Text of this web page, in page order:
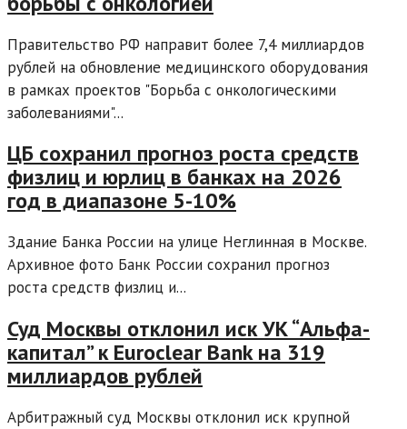
Правительство РФ направит более 7,4 миллиардов
рублей на обновление медицинского оборудования
в рамках проектов "Борьба с онкологическими
заболеваниями"...
ЦБ сохранил прогноз роста средств
физлиц и юрлиц в банках на 2026
год в диапазоне 5-10%
Здание Банка России на улице Неглинная в Москве.
Архивное фото Банк России сохранил прогноз
роста средств физлиц и...
Суд Москвы отклонил иск УК “Альфа-
капитал” к Euroclear Bank на 319
миллиардов рублей
Арбитражный суд Москвы отклонил иск крупной